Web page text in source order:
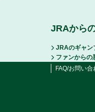
JRAから
JRAのギャン
ファンからの
FAQ/お問い合